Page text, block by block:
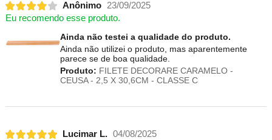
Anônimo
23/09/2025
Eu recomendo esse produto.
Ainda não testei a qualidade do produto.
Ainda não utilizei o produto, mas aparentemente
parece se de boa qualidade.
Produto: FILETE DECORARE CARAMELO -
CEUSA - 2,5 X 30,6CM - CLASSE C
Lucimar L. 04/08/2025